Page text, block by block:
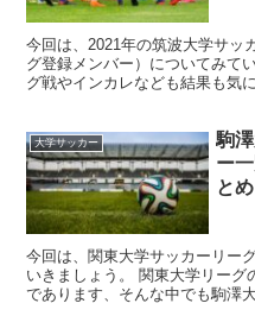
今回は、2021年の筑波大学サッ
グ登録メンバー）についてみて
グ戦やインカレなども結果も気
大学サッカー
駒
ー
とめ
今回は、関東大学サッカーリー
いきましょう。 関東大学リーグ
であります、そんな中でも駒澤